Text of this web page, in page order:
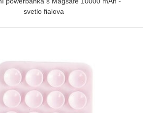
svetlo fialova